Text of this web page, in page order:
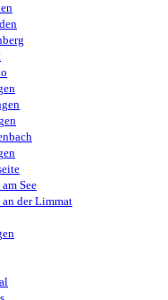
See
der Limmat